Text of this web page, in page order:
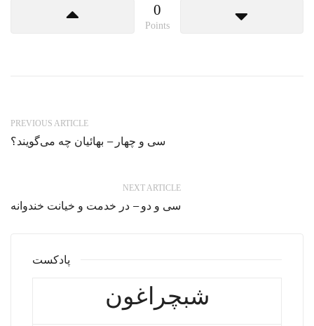
0
Points
PREVIOUS ARTICLE
سی و چهار – بهائیان چه می‌گویند؟
NEXT ARTICLE
سی و دو – در خدمت و خیانت خندوانه
پادکست
شبچراغون